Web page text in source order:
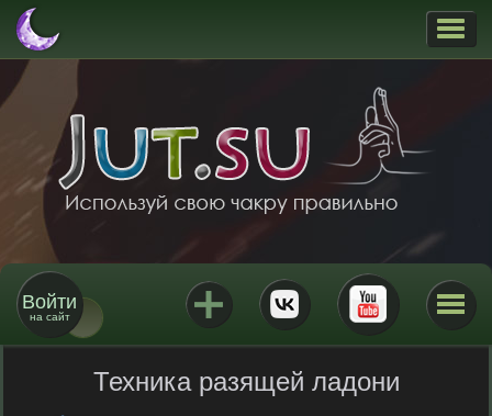
Войти
на сайт
Техника разящей ладони